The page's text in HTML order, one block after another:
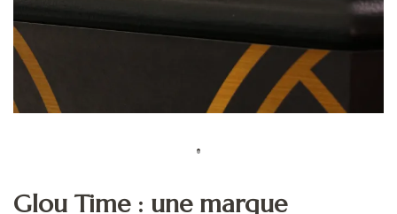
Glou Time : une marque